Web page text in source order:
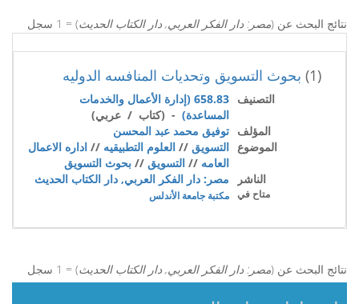
نتائج البحث عن (مصر: دار الفكر العربي, دار الكتاب الحديث) = 1 سجل
(1) بحوث التسويق وتحديات المنافسه الدوليه
التصنيف
658.83 (إدارة الأعمال والخدمات
المساعدة) - (كتاب / عربي)
المؤلف توفيق محمد عبد المحسن
الموضوع التسويق // العلوم التطبيقيه // اداره الاعمال
العامه // التسويق // بحوث التسويق
الناشر
مصر: دار الفكر العربي, دار الكتاب الحديث
متاح في مكتبة جامعة الأندلس
نتائج البحث عن (مصر: دار الفكر العربي, دار الكتاب الحديث) = 1 سجل